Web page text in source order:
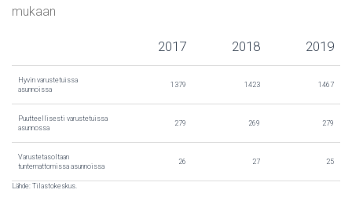
mukaan
2017 2018 2019
Hyvin varustetuissa
asunnoissa
1379 1423 1467
Puutteellisesti varustetuissa
asunnossa
279 269 279
Varustetasoltaan
tuntemattomissa asunnoissa
26 27 25
Lähde: Tilastokeskus.